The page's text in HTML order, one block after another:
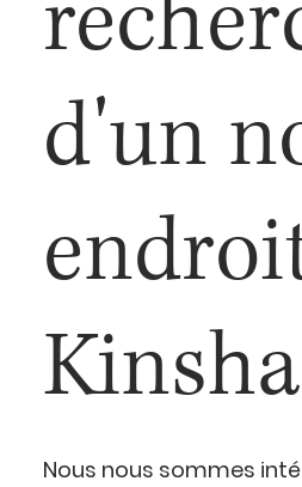
d'un
Nous nous sommes